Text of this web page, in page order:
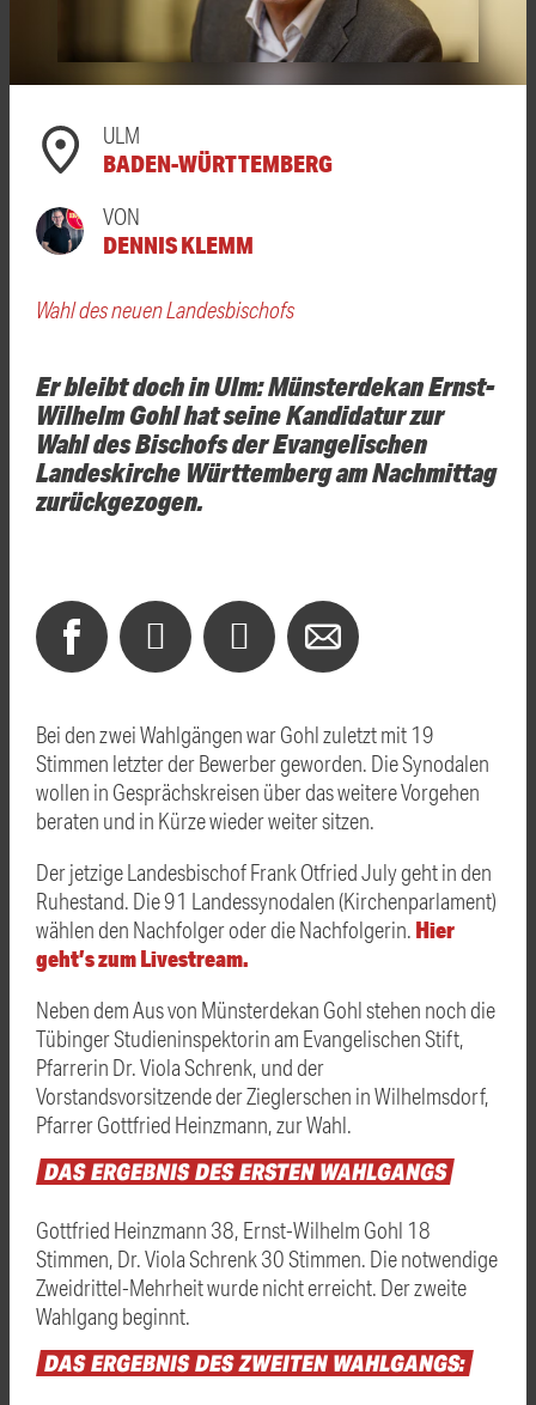
ULM
BADEN-WÜRTTEMBERG
VON
DENNIS KLEMM
Wahl des neuen Landesbischofs
Er bleibt doch in Ulm: Münsterdekan Ernst-
Wilhelm Gohl hat seine Kandidatur zur
Wahl des Bischofs der Evangelischen
Landeskirche Württemberg am Nachmittag
zurückgezogen.
Bei den zwei Wahlgängen war Gohl zuletzt mit 19
Stimmen letzter der Bewerber geworden. Die Synodalen
wollen in Gesprächskreisen über das weitere Vorgehen
beraten und in Kürze wieder weiter sitzen.
Der jetzige Landesbischof Frank Otfried July geht in den
Ruhestand. Die 91 Landessynodalen (Kirchenparlament)
wählen den Nachfolger oder die Nachfolgerin. Hier
geht’s zum Livestream.
Neben dem Aus von Münsterdekan Gohl stehen noch die
Tübinger Studieninspektorin am Evangelischen Stift,
Pfarrerin Dr. Viola Schrenk, und der
Vorstandsvorsitzende der Zieglerschen in Wilhelmsdorf,
Pfarrer Gottfried Heinzmann, zur Wahl.
DASERGEBNISDESERSTEN WAHLGANGS
Gottfried Heinzmann 38, Ernst-Wilhelm Gohl 18
Stimmen, Dr. Viola Schrenk 30 Stimmen. Die notwendige
Zweidrittel-Mehrheit wurde nicht erreicht. Der zweite
Wahlgang beginnt.
DASERGEBNISDESZWEITEN WAHLGANGS: